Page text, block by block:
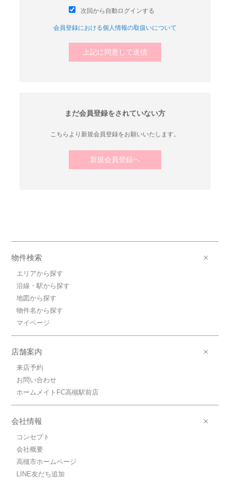
次回から自動ログインする
会員登録における個人情報の取扱いについて
上記に同意して送信
まだ会員登録をされていない方
こちらより新規会員登録をお願いいたします。
新規会員登録へ
物件検索
エリアから探す
沿線・駅から探す
地図から探す
物件名から探す
マイページ
店舗案内
来店予約
お問い合わせ
ホームメイトFC高槻駅前店
会社情報
コンセプト
会社概要
高槻市ホームページ
LINE友だち追加